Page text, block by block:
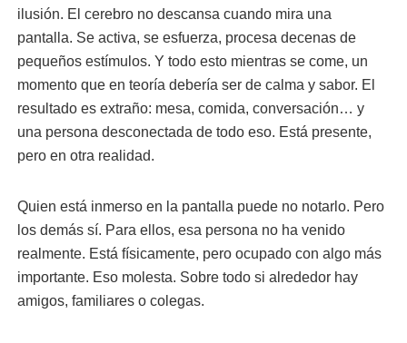
ilusión. El cerebro no descansa cuando mira una
pantalla. Se activa, se esfuerza, procesa decenas de
pequeños estímulos. Y todo esto mientras se come, un
momento que en teoría debería ser de calma y sabor. El
resultado es extraño: mesa, comida, conversación… y
una persona desconectada de todo eso. Está presente,
pero en otra realidad.
Quien está inmerso en la pantalla puede no notarlo. Pero
los demás sí. Para ellos, esa persona no ha venido
realmente. Está físicamente, pero ocupado con algo más
importante. Eso molesta. Sobre todo si alrededor hay
amigos, familiares o colegas.